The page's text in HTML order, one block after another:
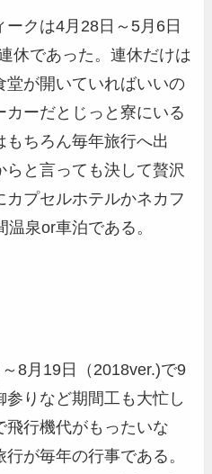
クは4月28日～5月6日
休であった。連休だけは
堂が開いていればいいの
ーだとじっと寮にいる
ちろん毎年旅行へ出
と言っても決して贅沢
プセルホテルかネカフ
泉or車泊である。
8月19日（2018ver.)で9
りなど期間工も大忙し
飛行機代がもったいな
が毎年の行事である。